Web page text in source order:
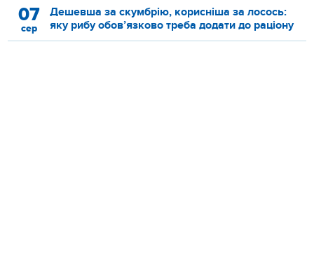
07
сер
Дешевша за скумбрію, корисніша за лосось:
яку рибу обов’язково треба додати до раціону